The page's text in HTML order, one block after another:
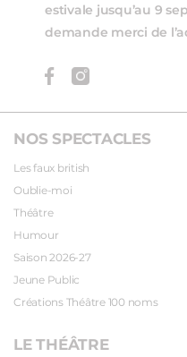
NOS SPECTACLES
Les faux british
Oublie-moi
Théâtre
Humour
Saison 2026-27
Jeune Public
Créations Théâtre 100 noms
LE THÉÂTRE
estivale jusqu’au 9
demande merci de